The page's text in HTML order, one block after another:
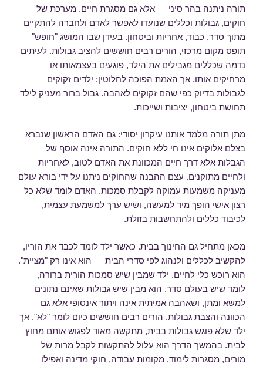
תורה ניתנה בהר סיני — אלא גם מסגרת חיים. מערכת של
חוקים, גבולות וכללים שנועדו לאפשר לאדם ולחברה להתקיים
מתוך סדר, כבוד, אחריות וביטחון. בעידן שבו המושג "חופש"
תופס מקום מרכזי, הורים רבים חוששים להציב גבולות. לעיתים
נדמה שכללים מגבילים את הילד, פוגעים בעצמאותו או
מרחיקים אותו. אך האמת הפוכה לחלוטין: ילדים זקוקים
לגבולות בדיוק כפי שהם זקוקים לאהבה. גבול ברור מעניק לילד
תחושת ביטחון, יציבות ושייכות.
מתן תורה מלמד אותנו עיקרון יסודי: גם האדם הראשון שנברא
בצלם אלוקים אינו חי ללא חוקים. התורה אינה אוסף של
הגבלות אלא דרך חיים המכוונת את האדם לטוב, לאחריות
ולחיים מתוקנים. עצם ההבנה שהחוקים ניתנו על ידי בורא עולם
מעניקה משמעות עמוקה לקבלת סמכות. האדם לומד שלא כל
רצון אישי הופך מיד למעשה, ושיש ערך למשמעת עצמית,
לכיבוד כללים ולהתחשבות בזולת.
מכאן מתחיל גם החינוך בבית. כאשר ילד לומד לכבד את הוריו,
להקשיב לכללים ולנהוג לפי סדרי הבית — הוא אינו רק "מציית".
הוא רוכש כלי לחיים. ילד שמבין שיש סמכות הורית ברורה,
לומד שיש בעולם סדר. הוא מבין שיש גבולות שאינם נתונים
למשא ומתן, ושאהבה אמיתית אינה ויתור אינסופי אלא גם
הכוונה והצבת גבולות. הורים רבים חוששים כיום לומר "לא". אך
ילד שלא פוגש גבולות בבית, מתקשה מאוד לפגוש אותם מחוץ
לבית. בהמשך הדרך הוא עלול להתקשות לקבל מרות של
מורים, מסגרות לימוד, מקומות עבודה, חוקי מדינה ואפילו